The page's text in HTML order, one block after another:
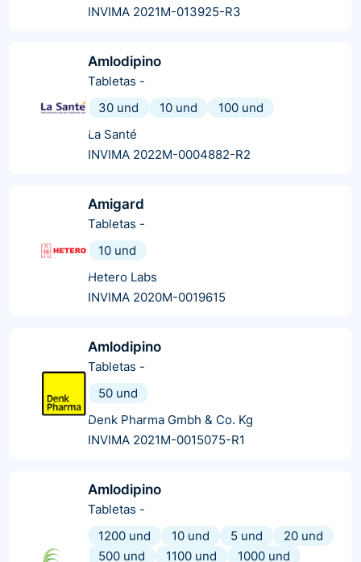
INVIMA 2021M-013925-R3
Amlodipino
Tabletas -
30 und
10 und
100 und
La Santé
INVIMA 2022M-0004882-R2
Amigard
Tabletas -
10 und
Hetero Labs
INVIMA 2020M-0019615
Amlodipino
Tabletas -
50 und
Denk Pharma Gmbh & Co. Kg
INVIMA 2021M-0015075-R1
Amlodipino
Tabletas -
1200 und
10 und 5 und
20 und
500 und
1100 und
1000 und